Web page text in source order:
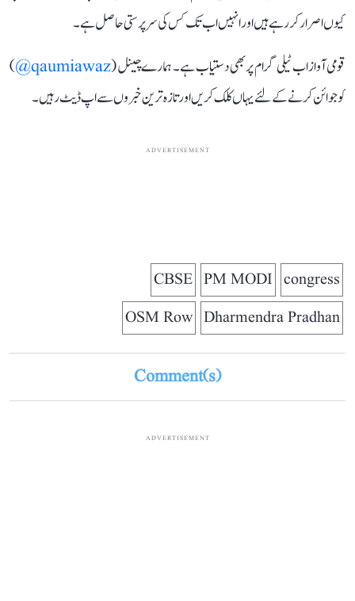
کیوں اصرار کر رہے ہیں اور انہیں اب تک کس کی سرپرستی حاصل ہے۔
قومی آواز اب ٹیلی گرام پر بھی دستیاب ہے۔ ہمارے چینل (qaumiawaz@
)
کو جوائن کرنے کے لئے یہاں کلک کریں اور تازہ ترین خبروں سے اپ ڈیٹ رہیں۔
ADVERTISEMENT
congress
PM MODI
CBSE
Dharmendra Pradhan
OSM Row
Comment(s)
ADVERTISEMENT